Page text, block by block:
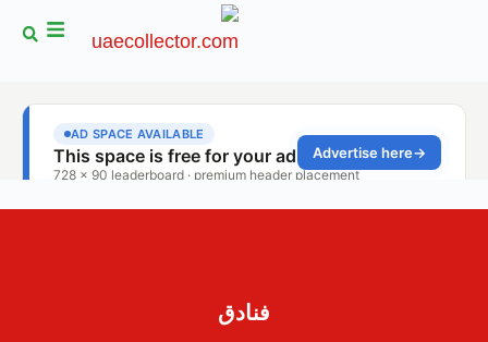
فنادق